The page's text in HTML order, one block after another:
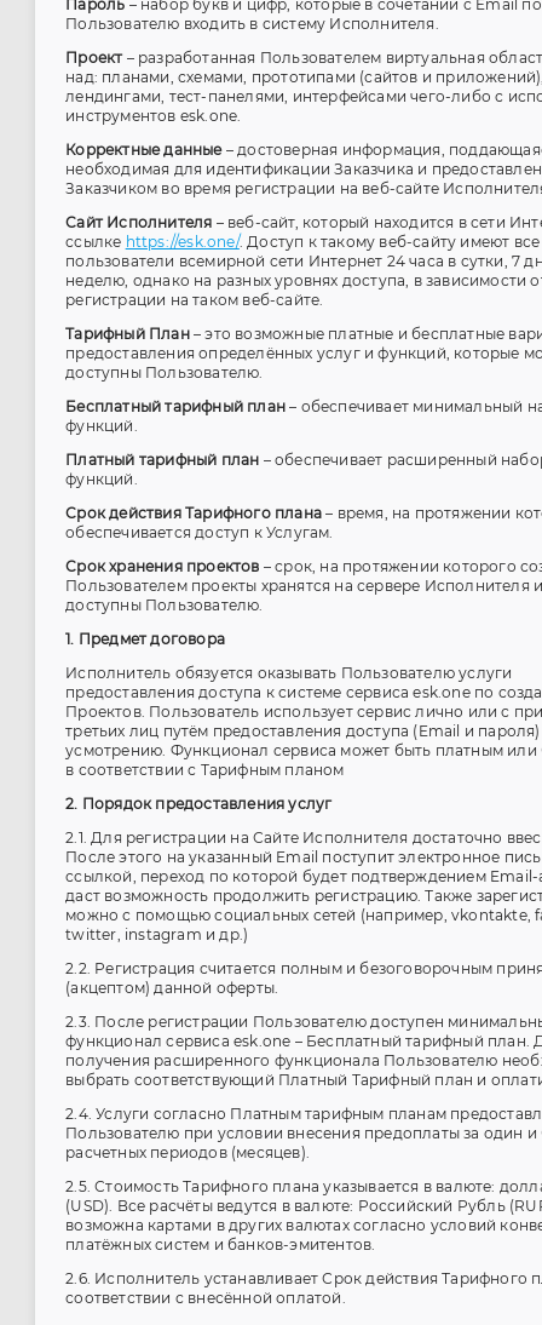
Пароль – набор букв и цифр, которые в сочетании с Email
Пользователю входить в систему Исполнителя.
Проект– разработанная Пользователем виртуальная
над: планами, схемами, прототипами (сайтов и
лендингами, тест-панелями, интерфейсами чего-либо с
инструментов esk.one.
Корректные данные– достоверная информация,
необходимая для идентификации Заказчика и
Заказчиком во время регистрации на веб-сайте
Сайт Исполнителя – веб-сайт, который находится в сети
ссылке https://esk.one/. Доступ к такому веб-сайту имеют все
пользователи всемирной сети Интернет 24 часа в сутки, 7
неделю, однако на разных уровнях доступа, в зависимости
регистрации на таком веб-сайте.
Тарифный План– это возможные платные и бесплатные
предоставления определённых услуг и функций, которые
доступны Пользователю.
Бесплатный тарифный план – обеспечивает минимальный
функций.
Платный тарифный план – обеспечивает расширенный
функций.
Срок действия Тарифного плана – время, на протяжении
обеспечивается доступ к Услугам.
Срок хранения проектов – срок, на протяжении которого
Пользователем проекты хранятся на сервере Исполнителя
доступны Пользователю.
1. Предмет договора
Исполнитель обязуется оказывать Пользователю услуги
предоставления доступа к системе сервиса esk.one по
Проектов. Пользователь использует сервис лично или с
третьих лиц путём предоставления доступа (Email и
усмотрению. Функционал сервиса может быть платным или
в соответствии с Тарифным планом
2. Порядок предоставления услуг
2.1. Для регистрации на Сайте Исполнителя достаточно
После этого на указанный Email поступит электронное
ссылкой, переход по которой будет подтверждением Email-
даст возможность продолжить регистрацию. Также
можно с помощью социальных сетей (например, vkontakte,
twitter, instagram и др.)
2.2. Регистрация считается полным и безоговорочным
(акцептом) данной оферты.
2.3. После регистрации Пользователю доступен
функционал сервиса esk.one – Бесплатный тарифный план.
получения расширенного функционала Пользователю
выбрать соответствующий Платный Тарифный план и
2.4. Услуги согласно Платным тарифным планам
Пользователю при условии внесения предоплаты за один и
расчетных периодов (месяцев).
2.5. Стоимость Тарифного плана указывается в валюте:
(USD). Все расчёты ведутся в валюте: Российский Рубль
возможна картами в других валютах согласно условий
платёжных систем и банков-эмитентов.
2.6. Исполнитель устанавливает Срок действия Тарифного
соответствии с внесённой оплатой.